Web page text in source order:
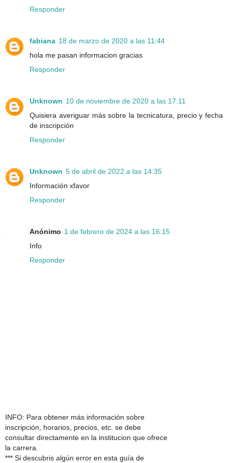
Responder
fabiana 18 de marzo de 2020 a las 11:44
hola me pasan informacion gracias
Responder
Unknown 10 de noviembre de 2020 a las 17:11
Quisiera averiguar más sobre la tecnicatura, precio y fecha
de inscripción
Responder
Unknown 5 de abril de 2022 a las 14:35
Información xfavor
Responder
Anónimo 1 de febrero de 2024 a las 16:15
Info
Responder
INFO: Para obtener más información sobre
inscripción, horarios, precios, etc. se debe
consultar directamente en la institucion que ofrece
la carrera.
*** Si descubris algún error en esta guía de